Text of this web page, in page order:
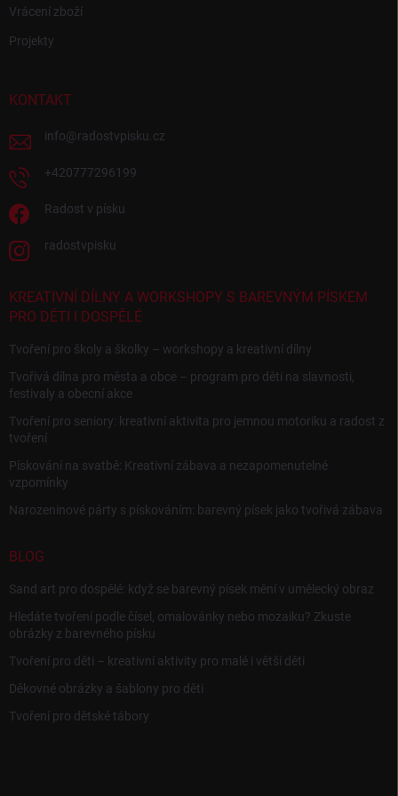
Vrácení zboží
Projekty
KONTAKT
info@radostvpisku.cz
+420777296199
Radost v písku
radostvpisku
KREATIVNÍ DÍLNY A WORKSHOPY S BAREVNÝM PÍSKEM
PRO DĚTI I DOSPĚLÉ
Tvoření pro školy a školky – workshopy a kreativní dílny
Tvořivá dílna pro města a obce – program pro děti na slavnosti,
festivaly a obecní akce
Tvoření pro seniory: kreativní aktivita pro jemnou motoriku a radost z
tvoření
Pískování na svatbě: Kreativní zábava a nezapomenutelné
vzpomínky
Narozeninové párty s pískováním: barevný písek jako tvořivá zábava
BLOG
Sand art pro dospělé: když se barevný písek mění v umělecký obraz
Hledáte tvoření podle čísel, omalovánky nebo mozaiku? Zkuste
obrázky z barevného písku
Tvoření pro děti – kreativní aktivity pro malé i větší děti
Děkovné obrázky a šablony pro děti
Tvoření pro dětské tábory